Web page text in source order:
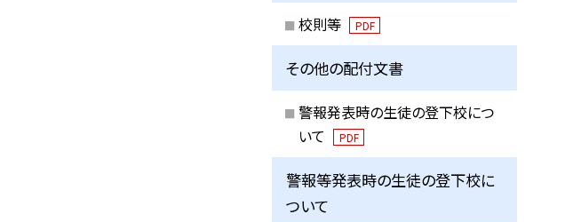
校則等 PDF
その他の配付文書
警報発表時の生徒の登下校につ
いて
PDF
警報等発表時の生徒の登下校に
ついて